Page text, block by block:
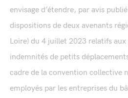
envisage d’étendre, par avis
dispositions de deux avenants
Loire) du 4 juillet 2023 relatifs aux
indemnités de petits
cadre de la convention collective
employés par les entreprises du